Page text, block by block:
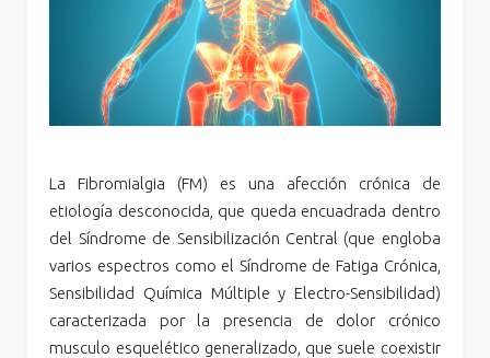
La Fibromialgia (FM) es una afección crónica de
etiología desconocida, que queda encuadrada dentro
del Síndrome de Sensibilización Central (que engloba
varios espectros como el Síndrome de Fatiga Crónica,
Sensibilidad Química Múltiple y Electro-Sensibilidad)
caracterizada por la presencia de dolor crónico
musculo esquelético generalizado, que suele coexistir